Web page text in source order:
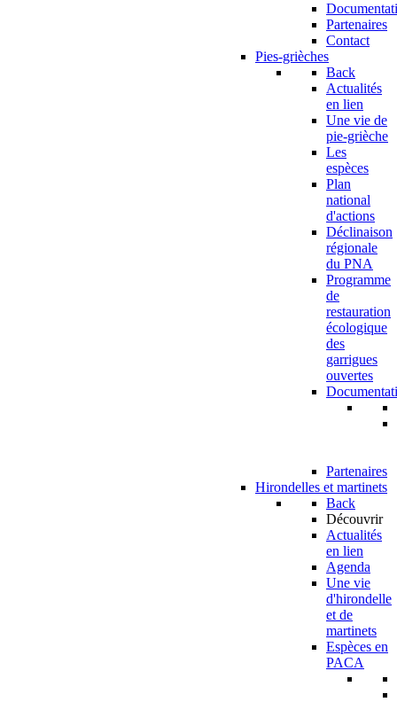
Partenaires
Contact
Pies-grièches
Back
Actualités
en lien
Une vie de
pie-grièche
Les
espèces
Plan
national
d'actions
Déclinaison
régionale
du PNA
Programme
de
restauration
écologique
des
garrigues
ouvertes
Partenaires
Hirondelles et martinets
Back
Découvrir
Actualités
en lien
Agenda
Une vie
d'hirondelle
et de
martinets
Espèces en
PACA